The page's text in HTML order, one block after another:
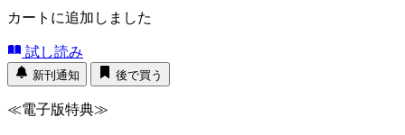
カートに追加しました
試し読み
新刊通知 後で買う
≪電子版特典≫